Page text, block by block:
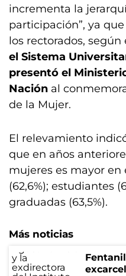
incrementa la
participación”, ya
los rectorados,
el Sistema
presentó el
Nación al
de la Mujer.
El relevamiento
que en años
mujeres es mayor
(62,6%); estudiantes
graduadas (63,5%).
Más noticias